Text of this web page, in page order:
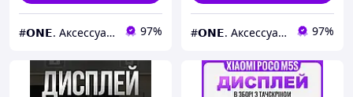
#𝗢𝗡𝗘. Аксессуары к смартфонам 97% #𝗢𝗡𝗘. Аксессуары к смартфонам 97%